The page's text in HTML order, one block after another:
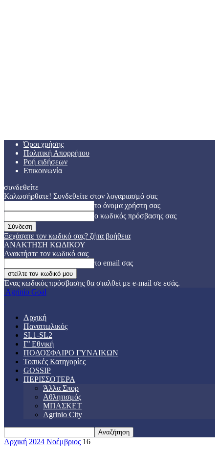
Όροι χρήσης
Πολιτική Απορρήτου
Ροή ειδήσεων
Επικοινωνία
συνδεθείτε
Καλωσήρθατε! Συνδεθείτε στον λογαριασμό σας
το όνομα χρήστη σας
ο κωδικός πρόσβασης σας
Ξεχάσατε τον κωδικό σας? ζήτα βοήθεια
ΑΝΑΚΤΗΣΗ ΚΩΔΙΚΟΥ
Ανακτήστε τον κωδικό σας
το email σας
Ένας κωδικός πρόσβασης θα σταλθεί με e-mail σε εσάς.
Agrinio Goal
Αρχική
Παναιτωλικός
SL1-SL2
Γ’ Εθνική
ΠΟΔΟΣΦΑΙΡΟ ΓΥΝΑΙΚΩΝ
Τοπικές Κατηγορίες
GOSSIP
ΠΕΡΙΣΣΟΤΕΡΑ
Άλλα Σπορ
Αθλητισμός
ΜΠΑΣΚΕΤ
Agrinio City
Αρχική 2024 Νοέμβριος 16